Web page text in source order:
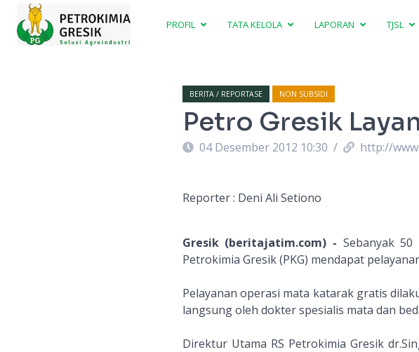
PROFIL TATA KELOLA LAPORAN TJSL
BERITA / REPORTASE NON SUBSIDI
Petro Gresik
04 Desember 2012 10:30 / http://
Reporter : Deni Ali Setiono
Gresik (beritajatim.com) - Sebanyak
Petrokimia Gresik (PKG) mendapat
Pelayanan operasi mata katarak gratis
langsung oleh dokter spesialis mata dan
Direktur Utama RS Petrokimia Gresik